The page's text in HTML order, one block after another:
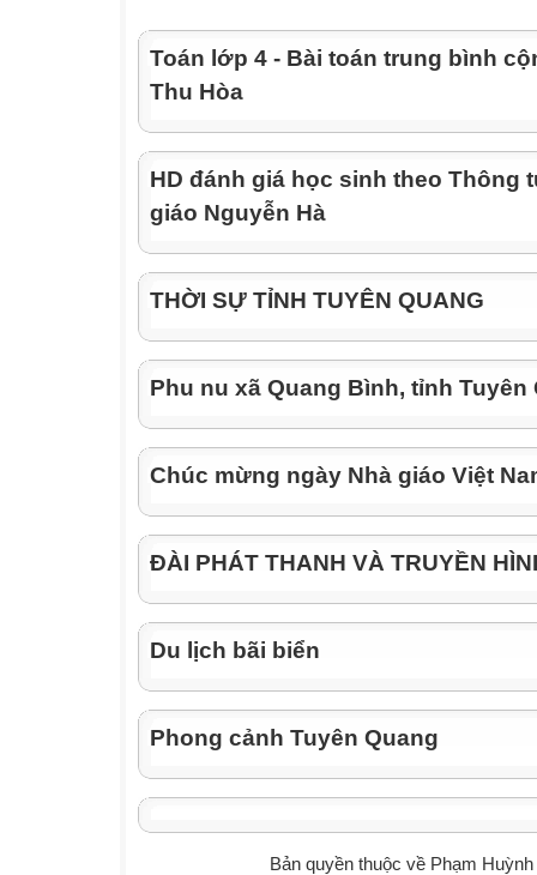
Toán lớp 4 - Bài toán trung bình
Thu Hòa
HD đánh giá học sinh theo Thông
giáo Nguyễn Hà
THỜI SỰ TỈNH TUYÊN QUANG
Phu nu xã Quang Bình, tỉnh Tuyên
Chúc mừng ngày Nhà giáo Việt
ĐÀI PHÁT THANH VÀ TRUYỀN
Du lịch bãi biển
Phong cảnh Tuyên Quang
Bản quyền thuộc về Phạm